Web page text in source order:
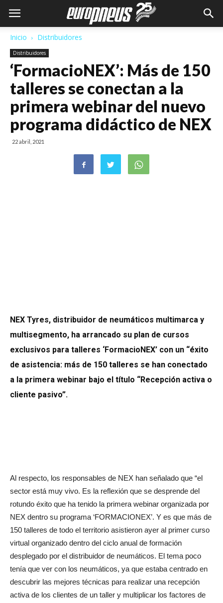
Inicio Distribuidores
Distribuidores
‘FormacioNEX’: Más de 150
talleres se conectan a la
primera webinar del nuevo
programa didáctico de NEX
22 abril, 2021
NEX Tyres, distribuidor de neumáticos multimarca y
multisegmento, ha arrancado su plan de cursos
exclusivos para talleres ‘FormacioNEX’ con un “éxito
de asistencia: más de 150 talleres se han conectado
a la primera webinar bajo el título “Recepción activa o
cliente pasivo”.
Al respecto, los responsables de NEX han señalado que “el
sector está muy vivo. Es la reflexión que se desprende del
rotundo éxito que ha tenido la primera webinar organizada por
NEX dentro su programa ‘FORMACIONEX’. Y es que más de
150 talleres de todo el territorio asistieron ayer al primer curso
virtual organizado dentro del ciclo anual de formación
desplegado por el distribuidor de neumáticos. El tema poco
tenía que ver con los neumáticos, ya que estaba centrado en
descubrir las mejores técnicas para realizar una recepción
activa de los clientes de un taller y multiplicar los factores de